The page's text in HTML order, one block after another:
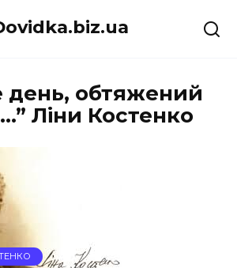
день, обтяжений
Ліни Костенко